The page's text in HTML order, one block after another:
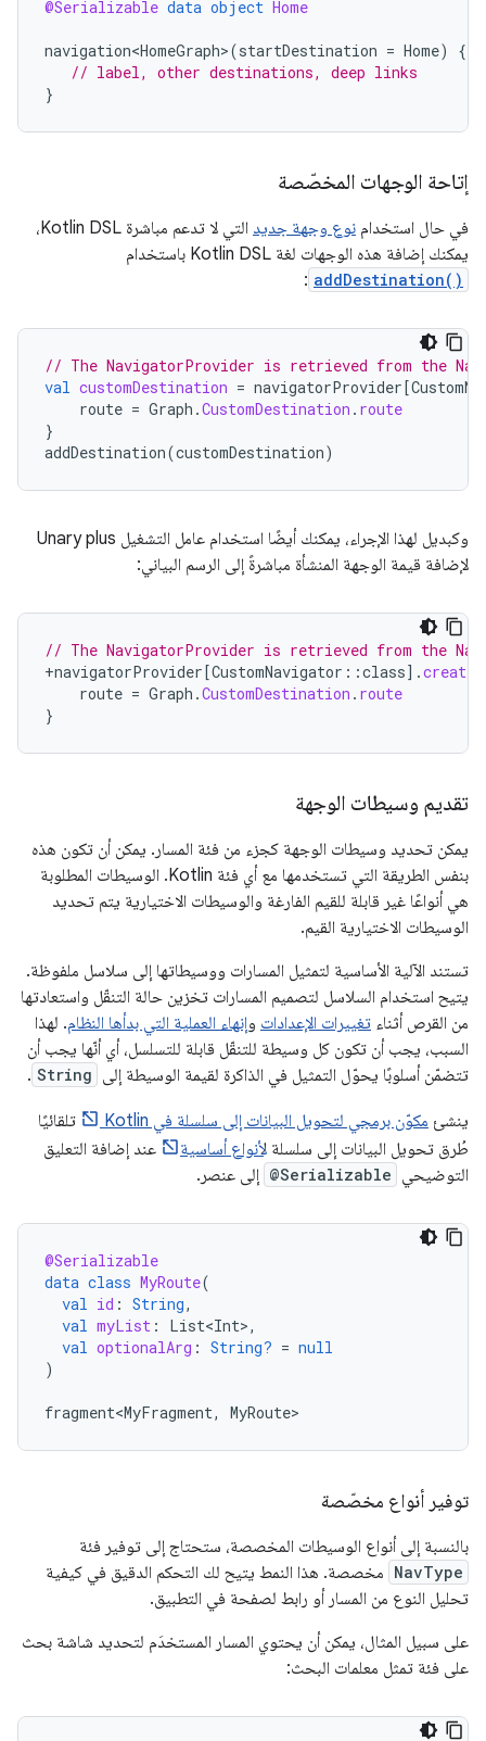
@Serializable data object Home
navigation<HomeGraph>(startDestination = Home)
{
// label, other destinations, deep links
}
إتاحة الوجهات المخصّصة
في حال استخدام نوع وجهة جديد
التي لا تدعم مباشرة Kotlin DSL،
يمكنك إضافة هذه الوجهات لغة Kotlin DSL باستخدام
addDestination()
:
// The NavigatorProvider is retrieved from the
val customDestination = navigatorProvider[
route = Graph .CustomDestination . route
}
addDestination(customDestination)
وكبديل لهذا الإجراء، يمكنك أيضًا استخدام عامل التشغيل Unary plus
لإضافة قيمة الوجهة المنشأة مباشرةً إلى الرسم البياني:
// The NavigatorProvider is retrieved from the
+navigatorProvider[CustomNavigator ::class] .
route = Graph .CustomDestination . route
}
تقديم وسيطات الوجهة
يمكن تحديد وسيطات الوجهة كجزء من فئة المسار. يمكن أن تكون هذه
بنفس الطريقة التي تستخدمها مع أي فئة Kotlin. الوسيطات المطلوبة
هي أنواعًا غير قابلة للقيم الفارغة والوسيطات الاختيارية يتم تحديد
الوسيطات الاختيارية القيم.
تستند الآلية الأساسية لتمثيل المسارات ووسيطاتها إلى سلاسل ملفوظة.
يتيح استخدام السلاسل لتصميم المسارات تخزين حالة التنقّل واستعادتها
من القرص أثناء تغييرات الإعدادات وإنهاء العملية التي بدأها النظام. لهذا
السبب، يجب أن تكون كل وسيطة للتنقّل قابلة للتسلسل، أي أنّها يجب أن
تتضمّن أسلوبًا يحوّل التمثيل في الذاكرة لقيمة الوسيطة إلى String
.
ينشئ مكوّن برمجي لتحويل البيانات إلى سلسلة في Kotlin
تلقائيًا
طُرق تحويل البيانات إلى سلسلة لأنواع أساسية
عند إضافة التعليق
التوضيحي @Serializable إلى عنصر.
@Serializable
data class MyRoute(
val id : String,
val myList : List<Int>,
val optionalArg : String? = null
)
fragment<MyFragment, MyRoute
توفير أنواع مخصّصة
بالنسبة إلى أنواع الوسيطات المخصصة، ستحتاج إلى توفير فئة
NavType مخصصة. هذا النمط يتيح لك التحكم الدقيق في كيفية
تحليل النوع من المسار أو رابط لصفحة في التطبيق.
على سبيل المثال، يمكن أن يحتوي المسار المستخدَم لتحديد شاشة بحث
على فئة تمثل معلمات البحث: